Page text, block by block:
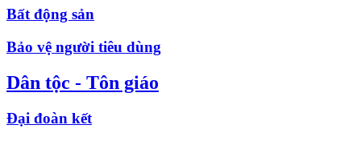
Bất động sản
Bảo vệ người tiêu dùng
Dân tộc - Tôn giáo
Đại đoàn kết